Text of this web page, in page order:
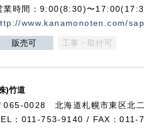
業時間：9:00(8:30)〜
www.kanamonoten.com/
販売可 工事・取付可
)竹道
065-0028 北海道札幌市東区北
：011-753-9140 / FAX：